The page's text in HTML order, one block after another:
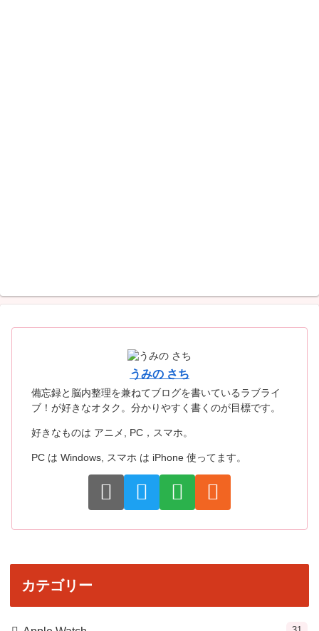
うみの さち
備忘録と脳内整理を兼ねてブログを書いているラブライ
ブ！が好きなオタク。分かりやすく書くのが目標です。
好きなものは アニメ, PC，スマホ。
PC は Windows, スマホ は iPhone 使ってます。
カテゴリー